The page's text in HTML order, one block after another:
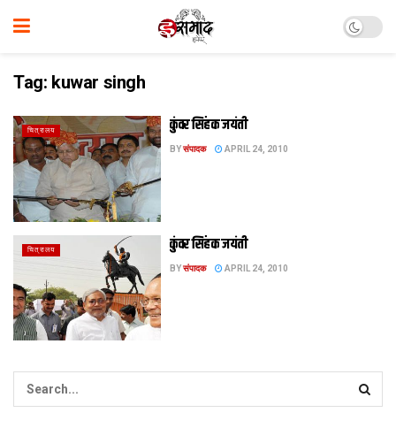
Tag: kuwar singh
चित्रालय कुंवर सिंह क जयंती
BYसंपादक APRIL 24, 2010
चित्रालय कुंवर सिंह क जयंती
BYसंपादक APRIL 24, 2010